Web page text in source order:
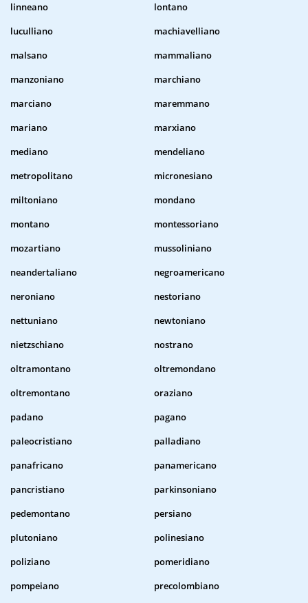
linneano
lontano
luculliano
machiavelliano
malsano
mammaliano
manzoniano
marchiano
marciano
maremmano
mariano
marxiano
mediano
mendeliano
metropolitano
micronesiano
miltoniano
mondano
montano
montessoriano
mozartiano
mussoliniano
neandertaliano
negroamericano
neroniano
nestoriano
nettuniano
newtoniano
nietzschiano
nostrano
oltramontano
oltremondano
oltremontano
oraziano
padano
pagano
paleocristiano
palladiano
panafricano
panamericano
pancristiano
parkinsoniano
pedemontano
persiano
plutoniano
polinesiano
poliziano
pomeridiano
pompeiano
precolombiano